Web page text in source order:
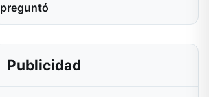
preguntó
Publicidad